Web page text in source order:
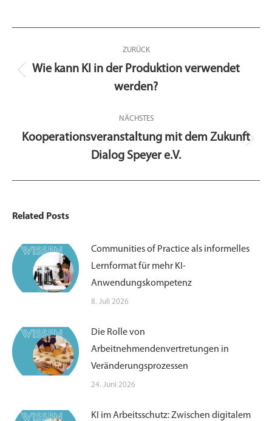
Kommentarnavigation
ZURÜCK
Wie kann KI in der Produktion verwendet
werden?
NÄCHSTES
Nächster
Beitrag:
Kooperationsveranstaltung mit dem Zukunft
Dialog Speyer e.V.
Related Posts
Communities of Practice als informelles
Lernformat für mehr KI-
Anwendungskompetenz
8. Juli 2026
Die Rolle von
Arbeitnehmendenvertretungen in
Veränderungsprozessen
24. Juni 2026
KI im Arbeitsschutz: Zwischen digitalem